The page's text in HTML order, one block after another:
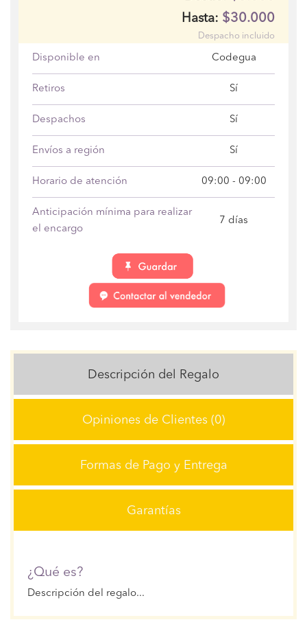
Hasta: $30.000
Despacho incluido
Disponible en Codegua
Retiros Sí
Despachos Sí
Envíos a región Sí
Horario de atención 09:00 - 09:00
Anticipación mínima para realizar
el encargo
7 días
Descripción del Regalo
Opiniones de Clientes (0)
Formas de Pago y Entrega
Garantías
¿Qué es?
Descripción del regalo...